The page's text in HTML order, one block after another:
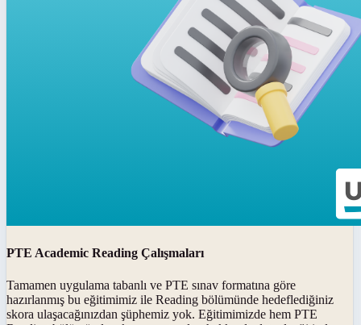
PTE Academic Reading Çalışmaları
Tamamen uygulama tabanlı ve PTE sınav formatına göre
hazırlanmış bu eğitimimiz ile Reading bölümünde hedeflediğiniz
skora ulaşacağınızdan şüphemiz yok. Eğitimimizde hem PTE